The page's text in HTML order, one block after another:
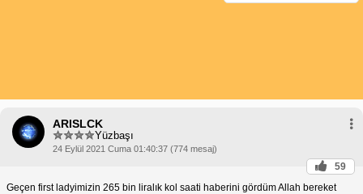
ARISLCK
Yüzbaşı
24 Eylül 2021 Cuma 01:40:37 (774 mesaj)
59
Geçen first ladyimizin 265 bin liralık kol saati haberini gördüm Allah bereket